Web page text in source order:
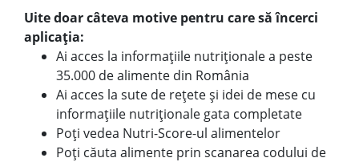
Uite doar câteva motive pentru care să încerci
aplicația:
Ai acces la informațiile nutriționale a peste
35.000 de alimente din România
Ai acces la sute de rețete și idei de mese cu
informațiile nutriționale gata completate
Poți vedea Nutri-Score-ul alimentelor
Poți căuta alimente prin scanarea codului de